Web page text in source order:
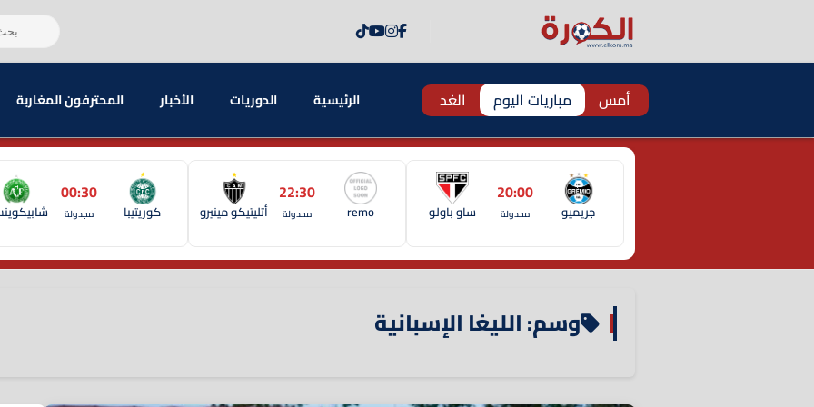
أمس مباريات اليوم الغد الرئيسية الدوريات الأخبار المحترفون المغاربة
جريميو
20:00
مجدولة ساو باولو remo
22:30
مجدولة أتليتيكو مينيرو كوريتيبا
00:30
مجدولة
وسم: الليغا الإسبانية